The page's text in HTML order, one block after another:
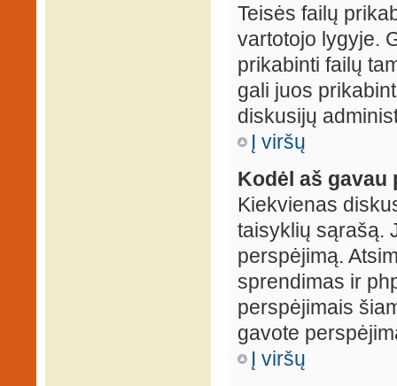
Teisės failų
vartotojo lygyje.
prikabinti failų
gali juos
diskusijų
Į viršų
Kodėl aš gavau
Kiekvienas
taisyklių sąrašą.
perspėjimą.
sprendimas ir
perspėjimais
gavote
Į viršų